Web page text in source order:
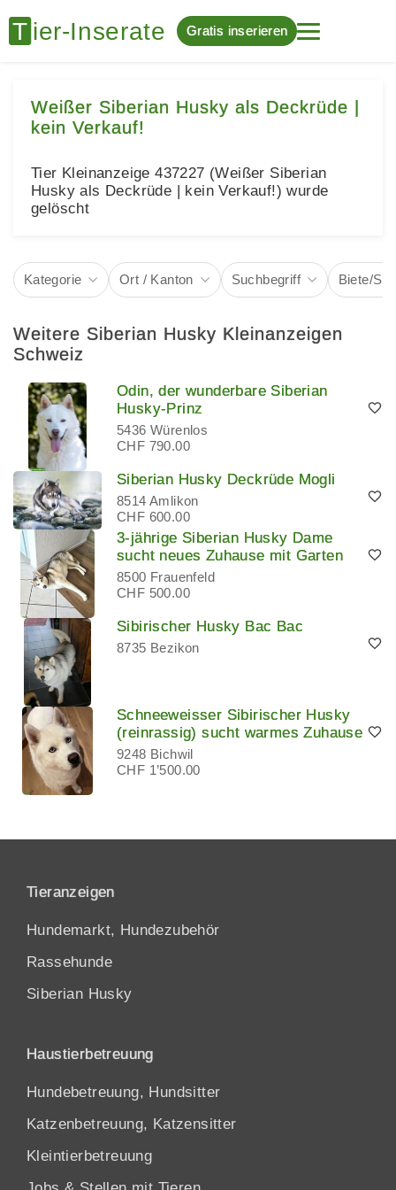
Gratis inserieren
Weißer Siberian Husky als Deckrüde |
kein Verkauf!
Tier Kleinanzeige 437227 (Weißer Siberian
Husky als Deckrüde | kein Verkauf!) wurde
gelöscht
Kategorie Ort / Kanton Suchbegriff Biete/
Weitere Siberian Husky Kleinanzeigen
Schweiz
Odin, der wunderbare Siberian
Husky-Prinz
5436 Würenlos
CHF 790.00
Siberian Husky Deckrüde Mogli
8514 Amlikon
CHF 600.00
3-jährige Siberian Husky Dame
sucht neues Zuhause mit Garten
8500 Frauenfeld
CHF 500.00
Sibirischer Husky Bac Bac
8735 Bezikon
Schneeweisser Sibirischer Husky
(reinrassig) sucht warmes Zuhause
9248 Bichwil
CHF 1’500.00
Tieranzeigen
Hundemarkt, Hundezubehör
Rassehunde
Siberian Husky
Haustierbetreuung
Hundebetreuung, Hundsitter
Katzenbetreuung, Katzensitter
Kleintierbetreuung